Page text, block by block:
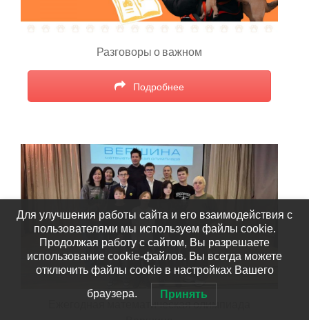
Разговоры о важном
Подробнее
Ежегодная математическая олимпиада
Для улучшения работы сайта и его взаимодействия с
пользователями мы используем файлы cookie.
Продолжая работу с сайтом, Вы разрешаете
использование cookie-файлов. Вы всегда можете
отключить файлы cookie в настройках Вашего
браузера. Принять